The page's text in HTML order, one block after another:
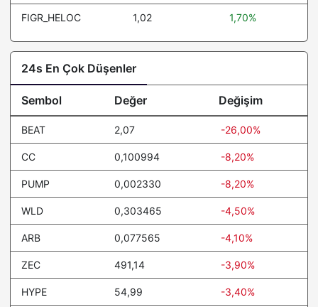
FIGR_HELOC 1,02 1,70%
24s En Çok Düşenler
Sembol Değer Değişim
BEAT 2,07 -26,00%
CC 0,100994 -8,20%
PUMP 0,002330 -8,20%
WLD 0,303465 -4,50%
ARB 0,077565 -4,10%
ZEC 491,14 -3,90%
HYPE 54,99 -3,40%